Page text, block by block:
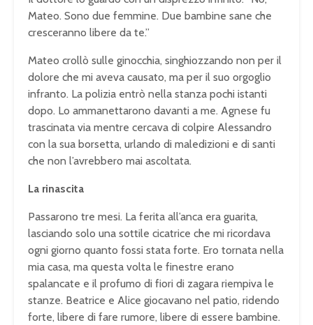
Mateo. Sono due femmine. Due bambine sane che
cresceranno libere da te.”
Mateo crollò sulle ginocchia, singhiozzando non per il
dolore che mi aveva causato, ma per il suo orgoglio
infranto. La polizia entrò nella stanza pochi istanti
dopo. Lo ammanettarono davanti a me. Agnese fu
trascinata via mentre cercava di colpire Alessandro
con la sua borsetta, urlando di maledizioni e di santi
che non l’avrebbero mai ascoltata.
La rinascita
Passarono tre mesi. La ferita all’anca era guarita,
lasciando solo una sottile cicatrice che mi ricordava
ogni giorno quanto fossi stata forte. Ero tornata nella
mia casa, ma questa volta le finestre erano
spalancate e il profumo di fiori di zagara riempiva le
stanze. Beatrice e Alice giocavano nel patio, ridendo
forte, libere di fare rumore, libere di essere bambine.